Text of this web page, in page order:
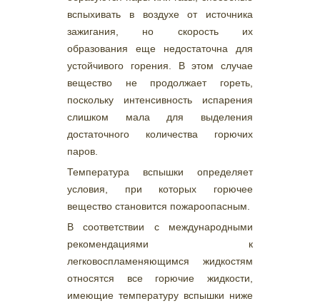
вспыхивать в воздухе от источника
зажигания, но скорость их
образования еще недостаточна для
устойчивого горения. В этом случае
вещество не продолжает гореть,
поскольку интенсивность испарения
слишком мала для выделения
достаточного количества горючих
паров.
Температура вспышки определяет
условия, при которых горючее
вещество становится пожароопасным.
В соответствии с международными
рекомендациями к
легковоспламеняющимся жидкостям
относятся все горючие жидкости,
имеющие температуру вспышки ниже